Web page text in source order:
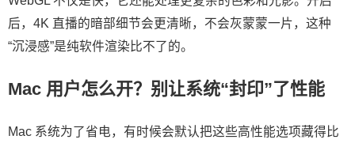
后，4K 直播的暗部细节会更清晰，不会灰蒙蒙一片，这种
“沉浸感”是纯软件渲染比不了的。
Mac 用户怎么开？别让系统“封印”了性能
Mac 系统为了省电，有时候会默认把这些高性能选项藏得比